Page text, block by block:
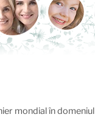
mondial în domeniul